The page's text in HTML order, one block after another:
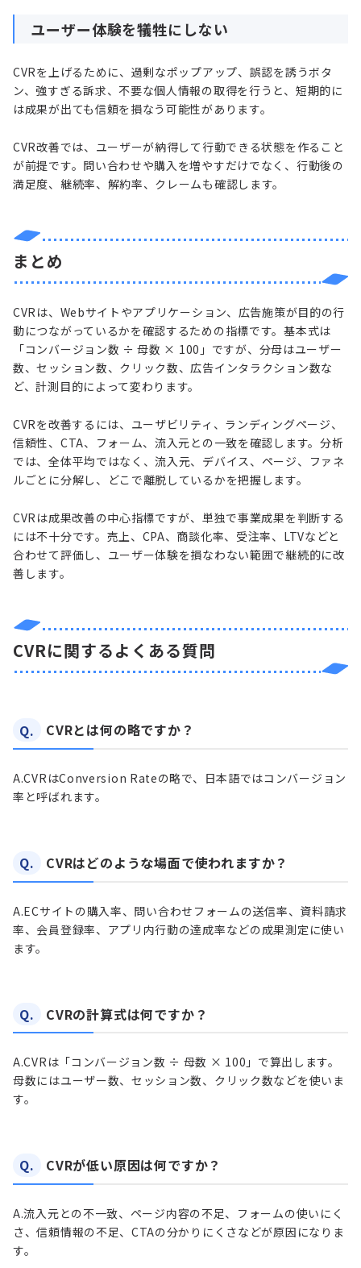
ユーザー体験を犠牲にしない
CVRを上げるために、過剰なポップアップ、誤認を誘うボタ
ン、強すぎる訴求、不要な個人情報の取得を行うと、短期的に
は成果が出ても信頼を損なう可能性があります。
CVR改善では、ユーザーが納得して行動できる状態を作ること
が前提です。問い合わせや購入を増やすだけでなく、行動後の
満足度、継続率、解約率、クレームも確認します。
まとめ
CVRは、Webサイトやアプリケーション、広告施策が目的の行
動につながっているかを確認するための指標です。基本式は
「コンバージョン数 ÷ 母数 × 100」ですが、分母はユーザー
数、セッション数、クリック数、広告インタラクション数な
ど、計測目的によって変わります。
CVRを改善するには、ユーザビリティ、ランディングページ、
信頼性、CTA、フォーム、流入元との一致を確認します。分析
では、全体平均ではなく、流入元、デバイス、ページ、ファネ
ルごとに分解し、どこで離脱しているかを把握します。
CVRは成果改善の中心指標ですが、単独で事業成果を判断する
には不十分です。売上、CPA、商談化率、受注率、LTVなどと
合わせて評価し、ユーザー体験を損なわない範囲で継続的に改
善します。
CVRに関するよくある質問
Q. CVRとは何の略ですか？
A.CVRはConversion Rateの略で、日本語ではコンバージョン
率と呼ばれます。
Q. CVRはどのような場面で使われますか？
A.ECサイトの購入率、問い合わせフォームの送信率、資料請求
率、会員登録率、アプリ内行動の達成率などの成果測定に使い
ます。
Q. CVRの計算式は何ですか？
A.CVRは「コンバージョン数 ÷ 母数 × 100」で算出します。
母数にはユーザー数、セッション数、クリック数などを使いま
す。
Q. CVRが低い原因は何ですか？
A.流入元との不一致、ページ内容の不足、フォームの使いにく
さ、信頼情報の不足、CTAの分かりにくさなどが原因になりま
す。